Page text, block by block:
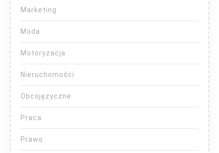
Marketing
Moda
Motoryzacja
Nieruchomości
Obcojęzyczne
Praca
Prawo